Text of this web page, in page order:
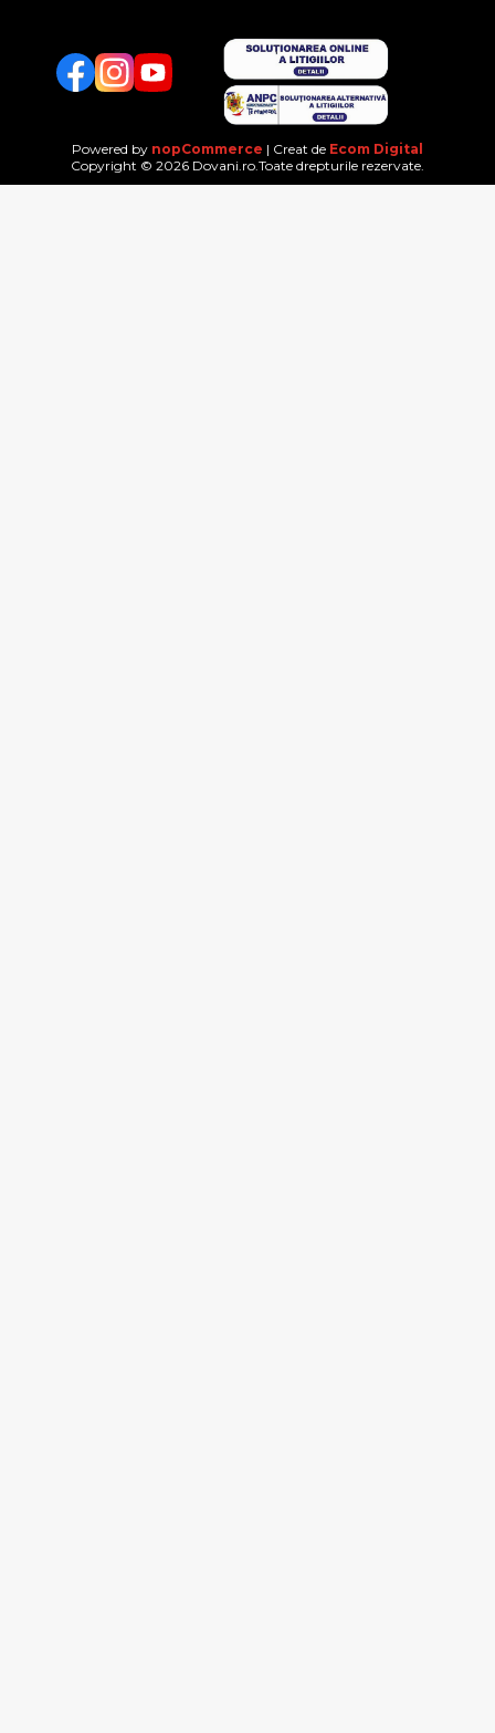
FacebookTwitterYouTube
Powered by nopCommerce | Creat de Ecom Digital
Copyright © 2026 Dovani.ro.Toate drepturile rezervate.